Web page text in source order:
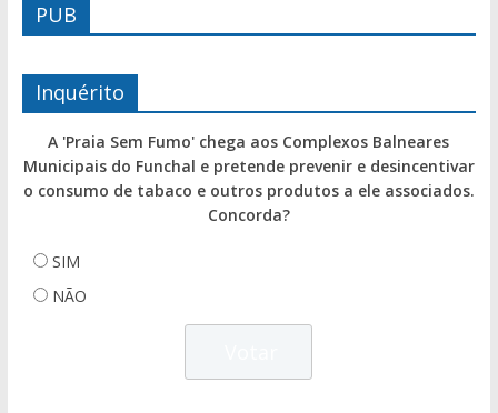
PUB
Inquérito
A 'Praia Sem Fumo' chega aos Complexos Balneares
Municipais do Funchal e pretende prevenir e desincentivar
o consumo de tabaco e outros produtos a ele associados.
Concorda?
SIM
NÃO